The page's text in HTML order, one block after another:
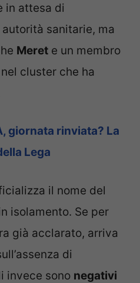
in attesa di
sanitarie, ma
Meret e un membro
cluster che ha
giornata rinviata? La
Lega
il nome del
isolamento. Se per
già acclarato, arriva
di
invece sono negativi